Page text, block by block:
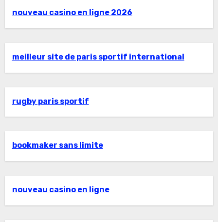
nouveau casino en ligne 2026
meilleur site de paris sportif international
rugby paris sportif
bookmaker sans limite
nouveau casino en ligne